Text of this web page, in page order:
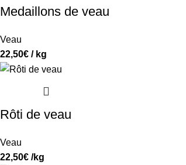
Medaillons de veau
Veau
22,50€ / kg
Rôti de veau
Veau
22,50€ /kg